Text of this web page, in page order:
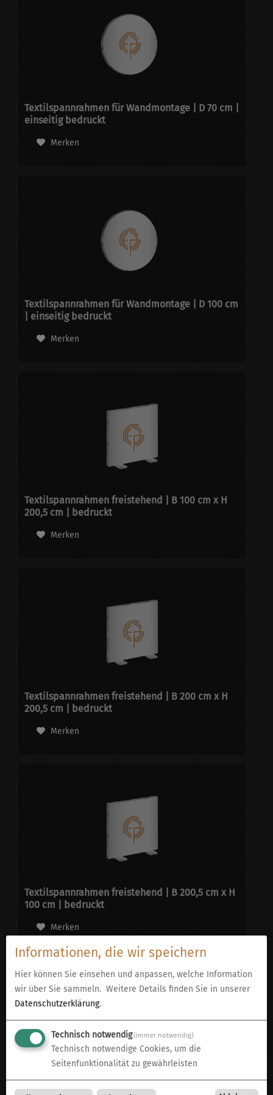
Textilspannrahmen für Wandmontage | D 70 cm |
einseitig bedruckt
Merken
Textilspannrahmen für Wandmontage | D 100 cm
| einseitig bedruckt
Merken
Textilspannrahmen freistehend | B 100 cm x H
200,5 cm | bedruckt
Merken
Textilspannrahmen freistehend | B 200 cm x H
200,5 cm | bedruckt
Merken
Textilspannrahmen freistehend | B 200,5 cm x H
100 cm | bedruckt
Merken
Textilspannrahmen freistehend | B 300 cm x H
Informationen, die wir speichern
Hier können Sie einsehen und anpassen, welche Information
wir über Sie sammeln. Weitere Details finden Sie in unserer
Datenschutzerklärung.
Technisch notwendig(immer notwendig)
Technisch notwendige Cookies, um die
Seitenfunktionalität zu gewährleisten